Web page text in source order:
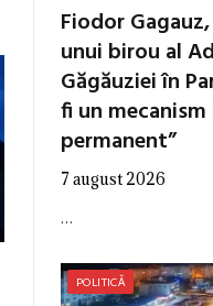
Fiodor
unui birou al
Găgăuziei în
fi un
permanent”
7 august 2026
…
POLITICĂ